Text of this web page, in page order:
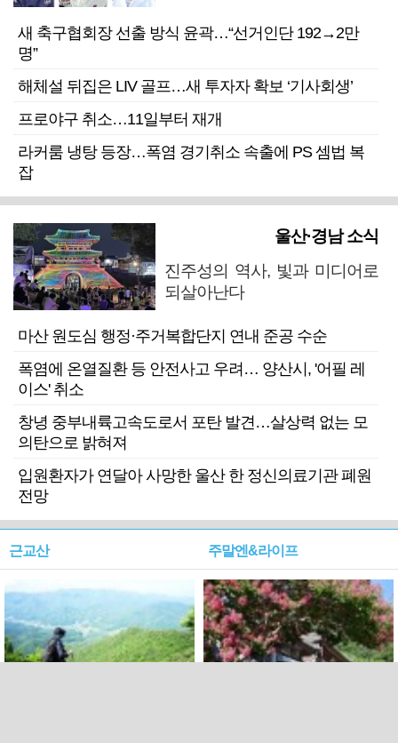
새 축구협회장 선출 방식 윤곽…“선거인단 192→2만
명”
해체설 뒤집은 LIV 골프…새 투자자 확보 ‘기사회생’
프로야구 취소…11일부터 재개
라커룸 냉탕 등장…폭염 경기취소 속출에 PS 셈법 복
잡
울산·경남 소식
진주성의 역사, 빛과 미디어로
되살아난다
마산 원도심 행정·주거복합단지 연내 준공 수순
폭염에 온열질환 등 안전사고 우려… 양산시, '어필 레
이스' 취소
창녕 중부내륙고속도로서 포탄 발견…살상력 없는 모
의탄으로 밝혀져
입원환자가 연달아 사망한 울산 한 정신의료기관 폐원
전망
근교산 주말엔&라이프